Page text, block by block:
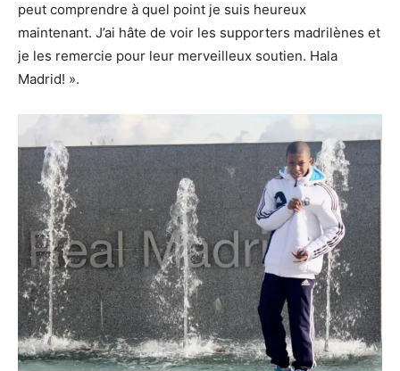
peut comprendre à quel point je suis heureux
maintenant. J’ai hâte de voir les supporters madrilènes et
je les remercie pour leur merveilleux soutien. Hala
Madrid! ».